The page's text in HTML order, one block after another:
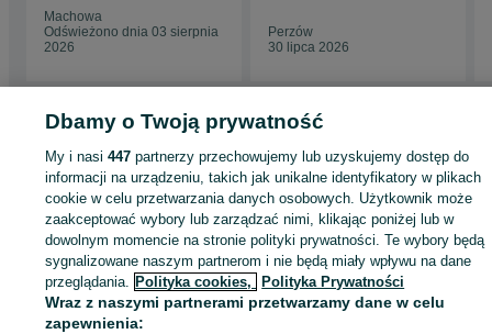
Machowa
Odświeżono dnia 03 sierpnia
2026
Perzów
30 lipca 2026
- Perzów
KATEGORIA
ID:1002418846 Wyświetlenia:
Dbamy o Twoją prywatność
My i nasi447 partnerzy przechowujemy lub uzyskujemy dostęp do
informacji na urządzeniu, takich jak unikalne identyfikatory w plikach
cookie w celu przetwarzania danych osobowych. Użytkownik może
zaakceptować wybory lub zarządzać nimi, klikając poniżej lub w
dowolnym momencie na stronie polityki prywatności. Te wybory będą
sygnalizowane naszym partnerom i nie będą miały wpływu na dane
przeglądania. Polityka cookies, Polityka Prywatności
Wraz z naszymi partnerami przetwarzamy dane w celu
zapewnienia: